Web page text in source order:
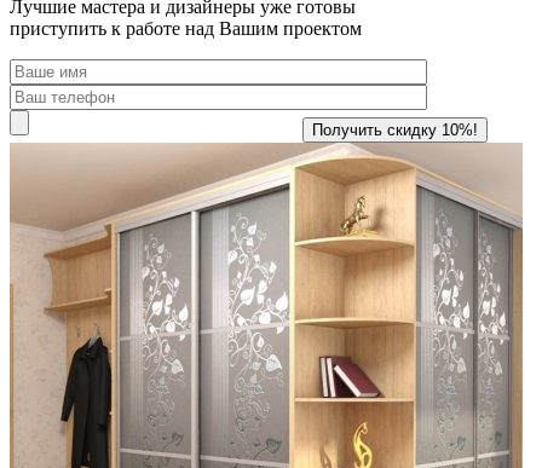
Лучшие мастера и дизайнеры уже готовы
приступить к работе над Вашим проектом